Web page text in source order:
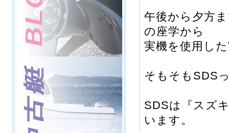
午後から夕方
の座学から
実機を使用し
そもそもSDS
SDSは『スズ
います。